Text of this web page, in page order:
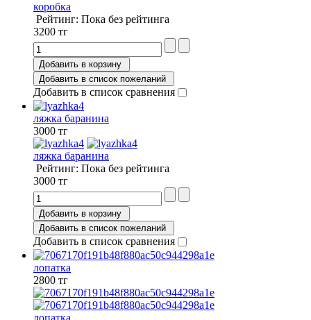
коробка
Рейтинг: Пока без рейтинга
3200 тг
Добавить в корзину
Добавить в список пожеланий
Добавить в список сравнения
ляжка баранина
3000 тг
ляжка баранина
Рейтинг: Пока без рейтинга
3000 тг
Добавить в корзину
Добавить в список пожеланий
Добавить в список сравнения
лопатка
2800 тг